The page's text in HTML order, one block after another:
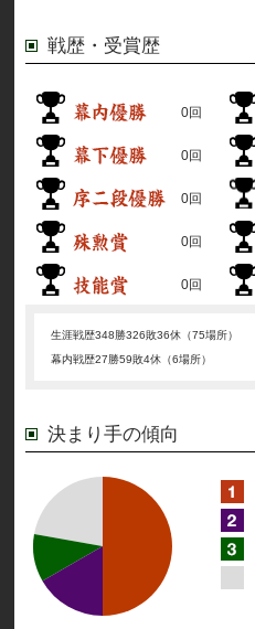
戦歴・受賞歴
0回
0回
0回
0回
0回
生涯戦歴348勝326敗36休（75場所）
幕内戦歴27勝59敗4休（6場所）
決まり手の傾向